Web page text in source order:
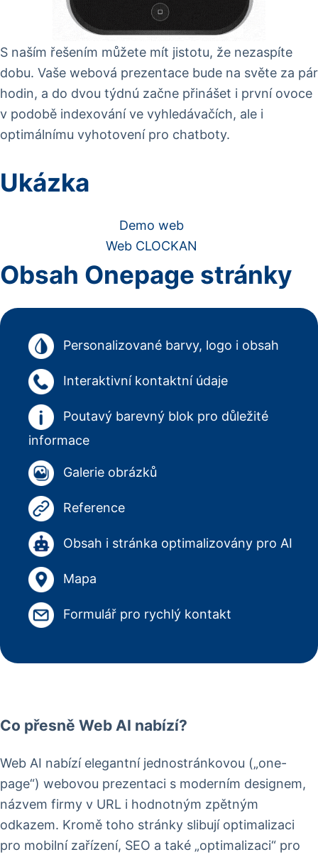
S naším řešením můžete mít jistotu, že nezaspíte
dobu. Vaše webová prezentace bude na světe za pár
hodin, a do dvou týdnú začne přinášet i první ovoce
v podobě indexování ve vyhledávačích, ale i
optimálnímu vyhotovení pro chatboty.
Ukázka
Demo web
Web CLOCKAN
Obsah Onepage stránky
Personalizované barvy, logo i obsah
Interaktivní kontaktní údaje
Poutavý barevný blok pro důležité
informace
Galerie obrázků
Reference
Obsah i stránka optimalizovány pro AI
Mapa
Formulář pro rychlý kontakt
Co přesně Web AI nabízí?
Web AI nabízí elegantní jednostránkovou („one-
page“) webovou prezentaci s moderním designem,
názvem firmy v URL i hodnotným zpětným
odkazem. Kromě toho stránky slibují optimalizaci
pro mobilní zařízení, SEO a také „optimalizaci“ pro